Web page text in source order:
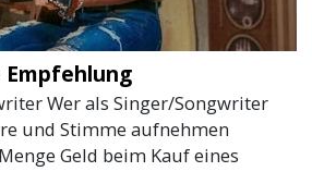
Wer als Singer/Songwriter
und Stimme aufnehmen
Geld beim Kauf eines